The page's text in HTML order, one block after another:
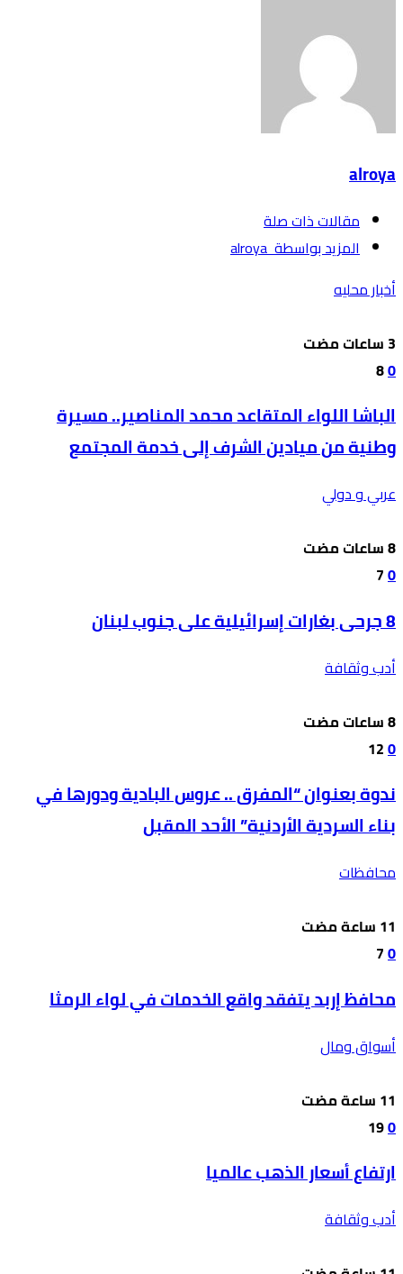
alroya
‫مقالات ذات صلة‬
‫‫المزيد بواسطة‬ ‬ alroya
أخبار محليه
0
8
الباشا اللواء المتقاعد محمد المناصير.. مسيرة
وطنية من ميادين الشرف إلى خدمة المجتمع
عربي و دولي
0
7
8 جرحى بغارات إسرائيلية على جنوب لبنان
أدب وثقافة
0
12
ندوة بعنوان “المفرق .. عروس البادية ودورها في
بناء السردية الأردنية” الأحد المقبل
محافظات
0
7
محافظ إربد يتفقد واقع الخدمات في لواء الرمثا
أسواق ومال
0
19
ارتفاع أسعار الذهب عالميا
أدب وثقافة